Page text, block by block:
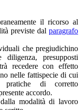
il ricorso al
previste dal paragrafo
che pregiudichino
presupposti
recedere con effetto
nelle fattispecie di cui
pratiche di corretto
accordo.
modalità di lavoro